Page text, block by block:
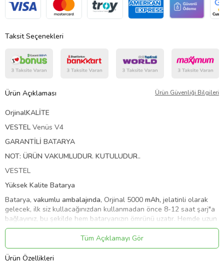
Taksit Seçenekleri
Ürün Açıklaması Ürün Güvenliği Bilgileri
OrjinalKALİTE
VESTEL Venüs V4
GARANTİLİ BATARYA
NOT: ÜRÜN VAKUMLUDUR. KUTULUDUR..
VESTEL
Yüksek Kalite Batarya
Batarya, vakumlu ambalajında, Orjinal 5000 mAh, jelatinli olarak
gelecek, ilk siz kullacağınızdan kullanmadan önce 8-12 saat şarj"a
bağlayınız, bu şekilde hem bataryanızın ömrünü uzatır. Hemde uzun
yıllar kullanma olanağı sağlarsınız.
Üretim tarihi en yeni tarihli olarak gönderilecektir.
Tüm Açıklamayı Gör
Ürün Özellikleri